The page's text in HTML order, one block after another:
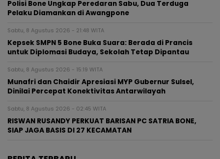
Polisi Bone Ungkap Peredaran Sabu, Dua Terduga
Pelaku Diamankan di Awangpone
Sabtu, 8 Agustus 2026 - 21:48 WITA
Kepsek SMPN 5 Bone Buka Suara: Berada di Prancis
untuk Diplomasi Budaya, Sekolah Tetap Dipantau
Sabtu, 8 Agustus 2026 - 15:19 WITA
Munafri dan Chaidir Apresiasi MYP Gubernur Sulsel,
Dinilai Percepat Konektivitas Antarwilayah
Sabtu, 8 Agustus 2026 - 02:45 WITA
RISWAN RUSANDY PERKUAT BARISAN PC SATRIA BONE,
SIAP JAGA BASIS DI 27 KECAMATAN